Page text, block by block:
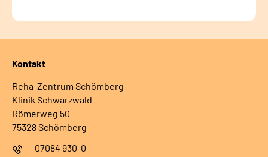
Kontakt
Reha-Zentrum Schömberg
Klinik Schwarzwald
Römerweg 50
75328 Schömberg
07084 930-0